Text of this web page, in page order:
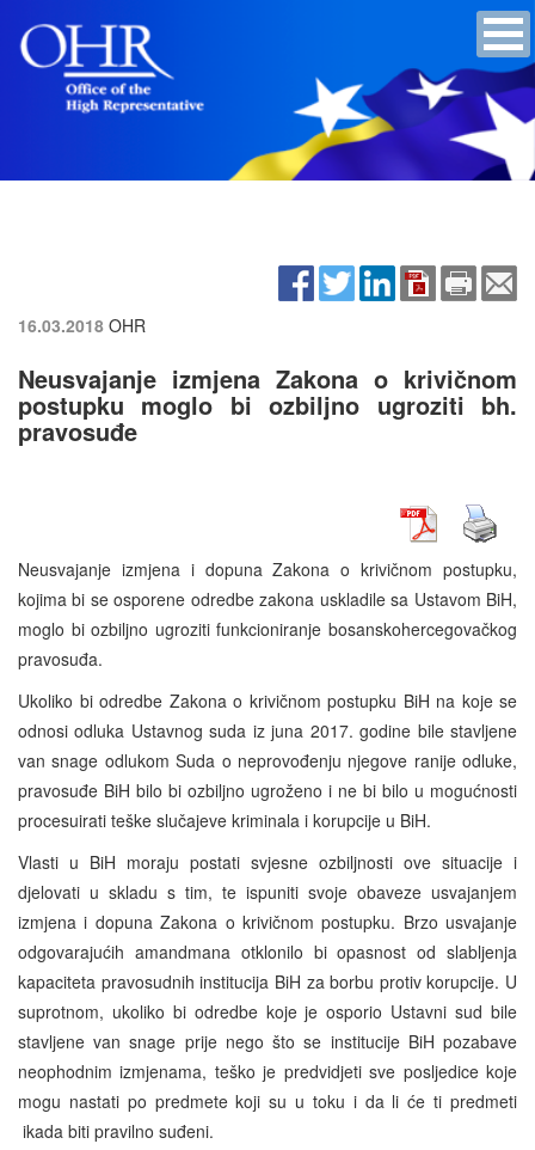
16.03.2018 OHR
Neusvajanje izmjena Zakona o krivičnom
postupku moglo bi ozbiljno ugroziti bh.
pravosuđe
Neusvajanje izmjena i dopuna Zakona o krivičnom postupku,
kojima bi se osporene odredbe zakona uskladile sa Ustavom BiH,
moglo bi ozbiljno ugroziti funkcioniranje bosanskohercegovačkog
pravosuđa.
Ukoliko bi odredbe Zakona o krivičnom postupku BiH na koje se
odnosi odluka Ustavnog suda iz juna 2017. godine bile stavljene
van snage odlukom Suda o neprovođenju njegove ranije odluke,
pravosuđe BiH bilo bi ozbiljno ugroženo i ne bi bilo u mogućnosti
procesuirati teške slučajeve kriminala i korupcije u BiH.
Vlasti u BiH moraju postati svjesne ozbiljnosti ove situacije i
djelovati u skladu s tim, te ispuniti svoje obaveze usvajanjem
izmjena i dopuna Zakona o krivičnom postupku. Brzo usvajanje
odgovarajućih amandmana otklonilo bi opasnost od slabljenja
kapaciteta pravosudnih institucija BiH za borbu protiv korupcije. U
suprotnom, ukoliko bi odredbe koje je osporio Ustavni sud bile
stavljene van snage prije nego što se institucije BiH pozabave
neophodnim izmjenama, teško je predvidjeti sve posljedice koje
mogu nastati po predmete koji su u toku i da li će ti predmeti
ikada biti pravilno suđeni.